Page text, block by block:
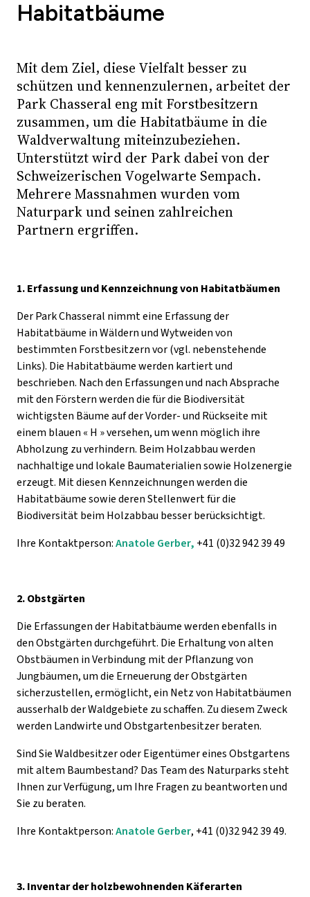
Habitatbäume
Mit dem Ziel, diese Vielfalt besser zu
schützen und kennenzulernen, arbeitet der
Park Chasseral eng mit Forstbesitzern
zusammen, um die Habitatbäume in die
Waldverwaltung miteinzubeziehen.
Unterstützt wird der Park dabei von der
Schweizerischen Vogelwarte Sempach.
Mehrere Massnahmen wurden vom
Naturpark und seinen zahlreichen
Partnern ergriffen.
1. Erfassung und Kennzeichnung von Habitatbäumen
Der Park Chasseral nimmt eine Erfassung der
Habitatbäume in Wäldern und Wytweiden von
bestimmten Forstbesitzern vor (vgl. nebenstehende
Links). Die Habitatbäume werden kartiert und
beschrieben. Nach den Erfassungen und nach Absprache
mit den Förstern werden die für die Biodiversität
wichtigsten Bäume auf der Vorder- und Rückseite mit
einem blauen « H » versehen, um wenn möglich ihre
Abholzung zu verhindern. Beim Holzabbau werden
nachhaltige und lokale Baumaterialien sowie Holzenergie
erzeugt. Mit diesen Kennzeichnungen werden die
Habitatbäume sowie deren Stellenwert für die
Biodiversität beim Holzabbau besser berücksichtigt.
Ihre Kontaktperson:Anatole Gerber, +41 (0)32 942 39 49
2. Obstgärten
Die Erfassungen der Habitatbäume werden ebenfalls in
den Obstgärten durchgeführt. Die Erhaltung von alten
Obstbäumen in Verbindung mit der Pflanzung von
Jungbäumen, um die Erneuerung der Obstgärten
sicherzustellen, ermöglicht, ein Netz von Habitatbäumen
ausserhalb der Waldgebiete zu schaffen. Zu diesem Zweck
werden Landwirte und Obstgartenbesitzer beraten.
Sind Sie Waldbesitzer oder Eigentümer eines Obstgartens
mit altem Baumbestand? Das Team des Naturparks steht
Ihnen zur Verfügung, um Ihre Fragen zu beantworten und
Sie zu beraten.
Ihre Kontaktperson:Anatole Gerber, +41 (0)32 942 39 49.
3. Inventar der holzbewohnenden Käferarten